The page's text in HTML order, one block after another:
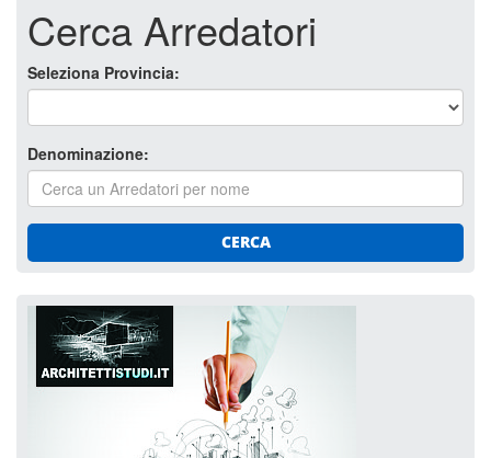
Cerca Arredatori
Seleziona Provincia:
Denominazione:
CERCA